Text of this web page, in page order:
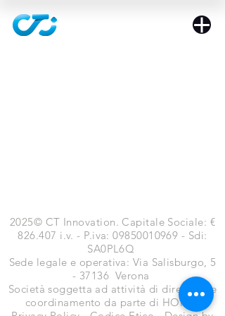
2025© CT Innovation. Capitale Sociale: €
826.407 i.v. - P.iva:09850010969 - Sdi:
SA0PL6Q
​Sede legale e operativa: Via Salisburgo, 5
- 37136 Verona
Società soggetta ad attività di direzione e
coordinamento da parte di HORSA